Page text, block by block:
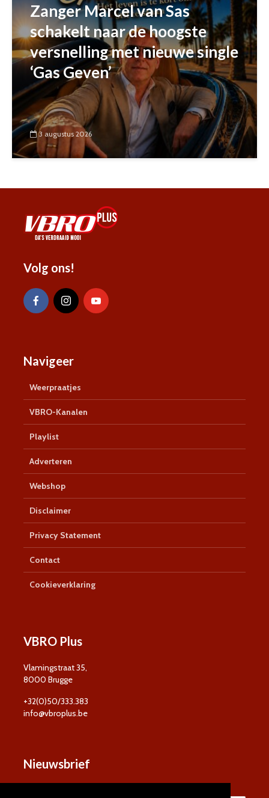
Zanger Marcel van Sas
schakelt naar de hoogste
versnelling met nieuwe single
‘Gas Geven’
3 augustus 2026
Volg ons!
Navigeer
Weerpraatjes
VBRO-Kanalen
Playlist
Adverteren
Webshop
Disclaimer
Privacy Statement
Contact
Cookieverklaring
VBRO Plus
Vlamingstraat 35,
8000 Brugge
+32(0)50/333.383
info@vbroplus.be
Nieuwsbrief